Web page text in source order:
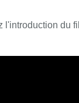
l'introduction du